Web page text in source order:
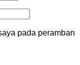
pada peramban